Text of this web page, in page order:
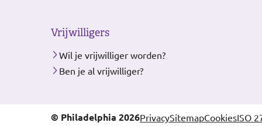
Vrijwilligers
Wil je vrijwilliger worden?
Ben je al vrijwilliger?
© Philadelphia 2026PrivacySitemapCookiesISO